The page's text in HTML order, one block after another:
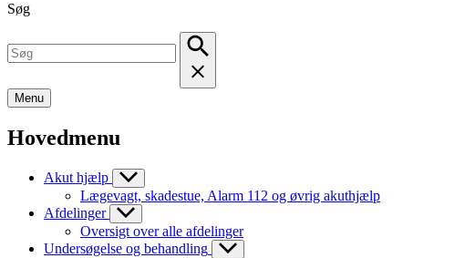
Søg
Menu
Hovedmenu
Akut hjælp
Lægevagt, skadestue, Alarm 112 og øvrig akuthjælp
Afdelinger
Oversigt over alle afdelinger
Undersøgelse og behandling